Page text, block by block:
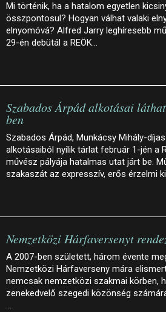
Mi történik, ha a hatalom egyetlen
összpontosul? Hogyan válhat valaki
elnyomóvá? Alfred Jarry leghíresebb
29-én debütál a REÖK…
Szabados Árpád alkotásai
ben
Szabados Árpád, Munkácsy Mihály-
alkotásaiból nyílik tárlat február 1-jén a
művész pályája hatalmas utat járt be.
szakaszát az expresszív, erős érzelmi
Nemzetközi Hárfaversenyt
A 2007-ben született, három évente
Nemzetközi Hárfaverseny mára
nemcsak nemzetközi szakmai körben,
zenekedvelő szegedi közönség
…